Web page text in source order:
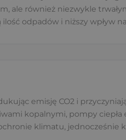
ale również niezwykle
odpadów i niższy
emisję CO2 i
kopalnymi, pompy
klimatu,